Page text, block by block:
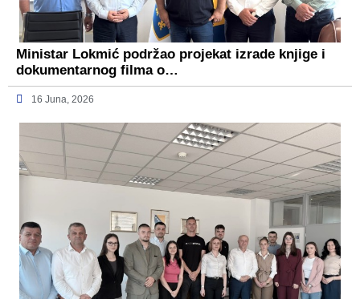
Ministar Lokmić podržao projekat izrade knjige i
dokumentarnog filma o…
16 Juna, 2026